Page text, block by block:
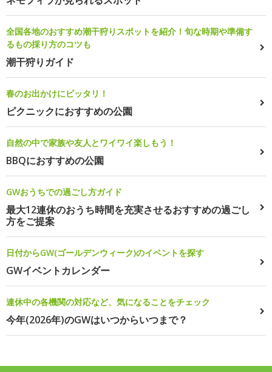
全国各地のおすすめ潮干狩りスポットを紹介！旬な時期や準備す
るもの採り方のコツも
潮干狩りガイド
春のお出かけにピッタリ！
ピクニックにおすすめの公園
自然の中で家族や友人とワイワイ楽しもう！
BBQにおすすめの公園
GWおうちでの過ごし方ガイド
最大12連休のおうち時間を充実させるおすすめの過ごし
方をご提案
日付からGW(ゴールデンウィーク)のイベントを探す
GWイベントカレンダー
連休中の各機関の対応など、気になることをチェック
今年(2026年)のGWはいつからいつまで？